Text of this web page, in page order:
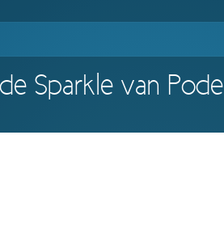
Sparkle van Pode